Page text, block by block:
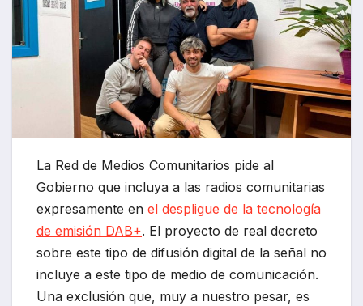
La Red de Medios Comunitarios pide al
Gobierno que incluya a las radios comunitarias
expresamente en el despligue de la tecnología
de emisión DAB+. El proyecto de real decreto
sobre este tipo de difusión digital de la señal no
incluye a este tipo de medio de comunicación.
Una exclusión que, muy a nuestro pesar, es